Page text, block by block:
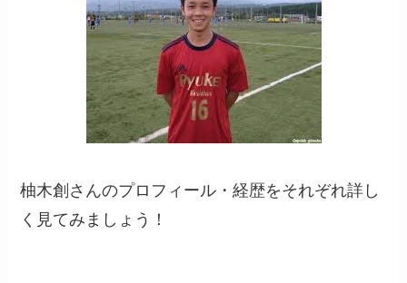
柚木創さんのプロフィール・経歴をそれぞれ詳し
く見てみましょう！